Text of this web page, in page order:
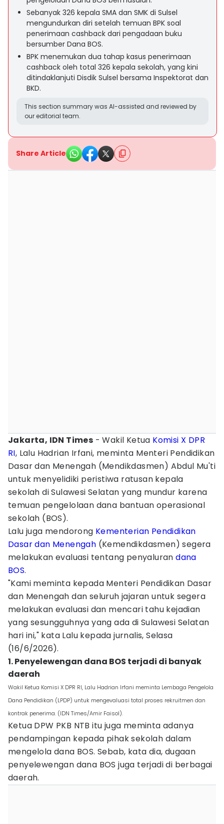
Sebanyak 326 kepala SMA dan SMK di Sulsel
mengundurkan diri setelah temuan BPK soal
penerimaan cashback dari pengadaan buku
bersumber Dana BOS.
BPK menemukan dua tahap kasus penerimaan
cashback oleh total 326 kepala sekolah, yang kini
ditindaklanjuti Disdik Sulsel bersama Inspektorat dan
BKD.
This section summary was AI-assisted and reviewed by
our editorial team.
Share Article
Jakarta, IDN Times - Wakil Ketua Komisi X DPR
RI, Lalu Hadrian Irfani, meminta Menteri Pendidikan
Dasar dan Menengah (Mendikdasmen) Abdul Mu'ti
untuk menyelidiki peristiwa ratusan kepala
sekolah di Sulawesi Selatan yang mundur karena
temuan pengelolaan dana bantuan operasional
sekolah (BOS).
Lalu juga mendorong Kementerian Pendidikan
Dasar dan Menengah (Kemendikdasmen) segera
melakukan evaluasi tentang penyalurandana
BOS.
"Kami meminta kepada Menteri Pendidikan Dasar
dan Menengah dan seluruh jajaran untuk segera
melakukan evaluasi dan mencari tahu kejadian
yang sesungguhnya yang ada di Sulawesi Selatan
hari ini," kata Lalu kepada jurnalis, Selasa
(16/6/2026).
1. Penyelewengan dana BOS terjadi di banyak
daerah
Wakil Ketua Komisi X DPR RI, Lalu Hadrian Irfani meminta Lembaga Pengelola
Dana Pendidikan (LPDP) untuk mengevaluasi total proses rekruitmen dan
kontrak penerima. (IDN Times/Amir Faisol).
Ketua DPW PKB NTB itu juga meminta adanya
pendampingan kepada pihak sekolah dalam
mengelola dana BOS. Sebab, kata dia, dugaan
penyelewengan dana BOS juga terjadi di berbagai
daerah.